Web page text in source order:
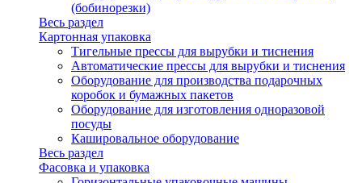
(бобинорезки)
Весь раздел
Картонная упаковка
Тигельные прессы для вырубки и тиснения
Автоматические прессы для вырубки и тиснения
Оборудование для производства подарочных
коробок и бумажных пакетов
Оборудование для изготовления одноразовой
посуды
Кашировальное оборудование
Весь раздел
Фасовка и упаковка